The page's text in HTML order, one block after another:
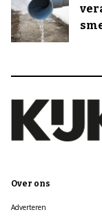
Over ons
Adverteren